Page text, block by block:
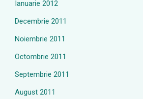
Ianuarie 2012
Decembrie 2011
Noiembrie 2011
Octombrie 2011
Septembrie 2011
August 2011